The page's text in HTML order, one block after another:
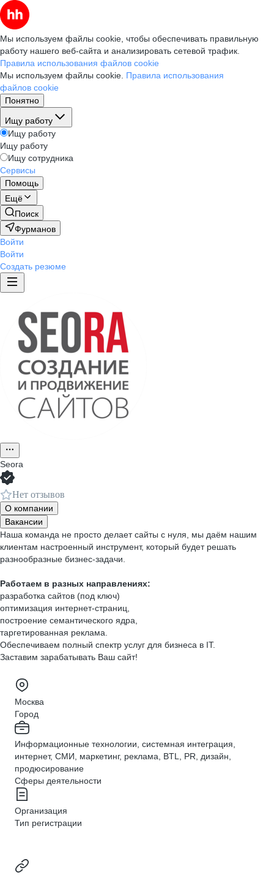
Мы используем файлы cookie, чтобы обеспечивать правильную
работу нашего веб-сайта и анализировать сетевой трафик.
Правила использования файлов cookie
Мы используем файлы cookie. Правила использования
файлов cookie
Понятно
Ищу работу
Ищу работу
Ищу работу
Ищу сотрудника
Сервисы
Помощь
Ещё
Поиск
Фурманов
Войти
Войти
Создать резюме
Seora
Нет отзывов
О компании
Вакансии
Наша команда не просто делает сайты с нуля, мы даём нашим
клиентам настроенный инструмент, который будет решать
разнообразные бизнес-задачи.
Работаем в разных направлениях:
разработка сайтов (под ключ)
оптимизация интернет-страниц,
построение семантического ядра,
таргетированная реклама.
Обеспечиваем полный спектр услуг для бизнеса в IT.
Заставим зарабатывать Ваш сайт!
Москва
Город
Информационные технологии, системная интеграция,
интернет, СМИ, маркетинг, реклама, BTL, PR, дизайн,
продюсирование
Сферы деятельности
Организация
Тип регистрации